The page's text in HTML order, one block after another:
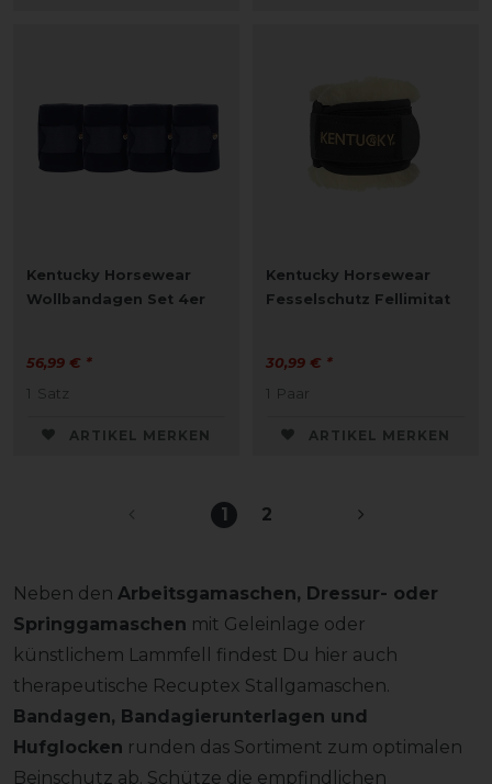
Kentucky Horsewear
Wollbandagen Set 4er
56,99 € *
1 Satz
ARTIKEL MERKEN
Kentucky Horsewear
Fesselschutz Fellimitat
30,99 € *
1 Paar
ARTIKEL MERKEN
1 2
Neben den Arbeitsgamaschen, Dressur- oder
Springgamaschen mit Geleinlage oder
künstlichem Lammfell findest Du hier auch
therapeutische Recuptex Stallgamaschen.
Bandagen, Bandagierunterlagen und
Hufglocken runden das Sortiment zum optimalen
Beinschutz ab. Schütze die empfindlichen